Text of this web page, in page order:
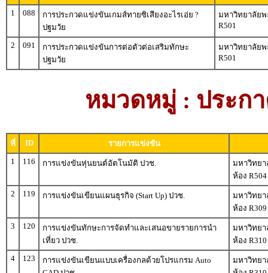
1
088
การประกวดแข่งขันเกมส์ทายซิเสียงอะไรเอ่ย ?
ปฐมวัย
มหาวิทยาลัยพ
R501
2 091
การประกวดแข่งขันการต่อตัวต่อเสริมทักษะ
ปฐมวัย
มหาวิทยาลัยพ
R501
หมวดหมู่ : ประก
ที่ ID
รายการแข่งขัน
1
116 การแข่งขันหุ่นยนต์อัตโนมัติ ปวช.
มหาวิทยา
ห้อง R504
2
119 การแข่งขันเขียนแผนธุรกิจ (Start Up) ปวช.
มหาวิทยา
ห้อง R309
3
120
การแข่งขันทักษะการจัดทำและเสนอขายรายการนำ
เที่ยว ปวช.
มหาวิทยา
ห้อง R310
4
123
การแข่งขันเขียนแบบเครื่องกลด้วยโปรแกรม Auto
มหาวิทยา